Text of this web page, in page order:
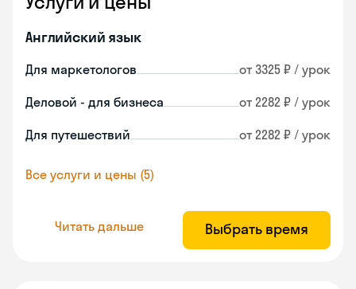
Английский язык
Для маркетологов от 3325 ₽ / урок
Деловой - для бизнеса от 2282 ₽ / урок
Для путешествий от 2282 ₽ / урок
Все услуги и цены (5)
Читать дальше Выбрать время